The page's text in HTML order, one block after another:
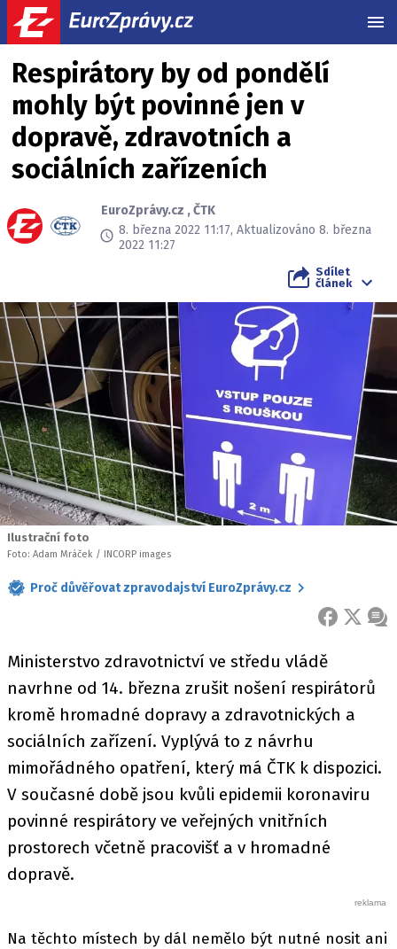
Respirátory by od pondělí
mohly být povinné jen v
dopravě, zdravotních a
sociálních zařízeních
EuroZprávy.cz ,ČTK
8. března 2022 11:17, Aktualizováno 8. března
2022 11:27
Sdílet
článek
Ilustrační foto
Foto: Adam Mráček / INCORP images
Proč důvěřovat zpravodajství EuroZprávy.cz
FACEBOOK
X
Ministerstvo zdravotnictví ve středu vládě
navrhne od 14. března zrušit nošení respirátorů
kromě hromadné dopravy a zdravotnických a
sociálních zařízení. Vyplývá to z návrhu
mimořádného opatření, který má ČTK k dispozici.
V současné době jsou kvůli epidemii koronaviru
povinné respirátory ve veřejných vnitřních
prostorech včetně pracovišť a v hromadné
dopravě.
Na těchto místech by dál nemělo být nutné nosit ani